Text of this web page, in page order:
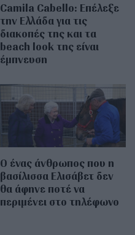
Camila Cabello: Επέλεξε
την Ελλάδα για τις
διακοπές της και τα
beach look της είναι
έμπνευση
Ο ένας άνθρωπος που η
βασίλισσα Ελισάβετ δεν
θα άφηνε ποτέ να
περιμένει στο τηλέφωνο